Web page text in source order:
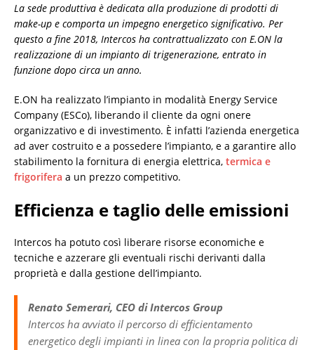
La sede produttiva è dedicata alla produzione di prodotti di
make-up e comporta un impegno energetico significativo. Per
questo a fine 2018, Intercos ha contrattualizzato con E.ON la
realizzazione di un impianto di trigenerazione, entrato in
funzione dopo circa un anno.
E.ON ha realizzato l’impianto in modalità Energy Service
Company (ESCo), liberando il cliente da ogni onere
organizzativo e di investimento. È infatti l’azienda energetica
ad aver costruito e a possedere l’impianto, e a garantire allo
stabilimento la fornitura di energia elettrica, termica e
frigorifera a un prezzo competitivo.
Efficienza e taglio delle emissioni
Intercos ha potuto così liberare risorse economiche e
tecniche e azzerare gli eventuali rischi derivanti dalla
proprietà e dalla gestione dell’impianto.
Renato Semerari, CEO di Intercos Group
Intercos ha avviato il percorso di efficientamento
energetico degli impianti in linea con la propria politica di